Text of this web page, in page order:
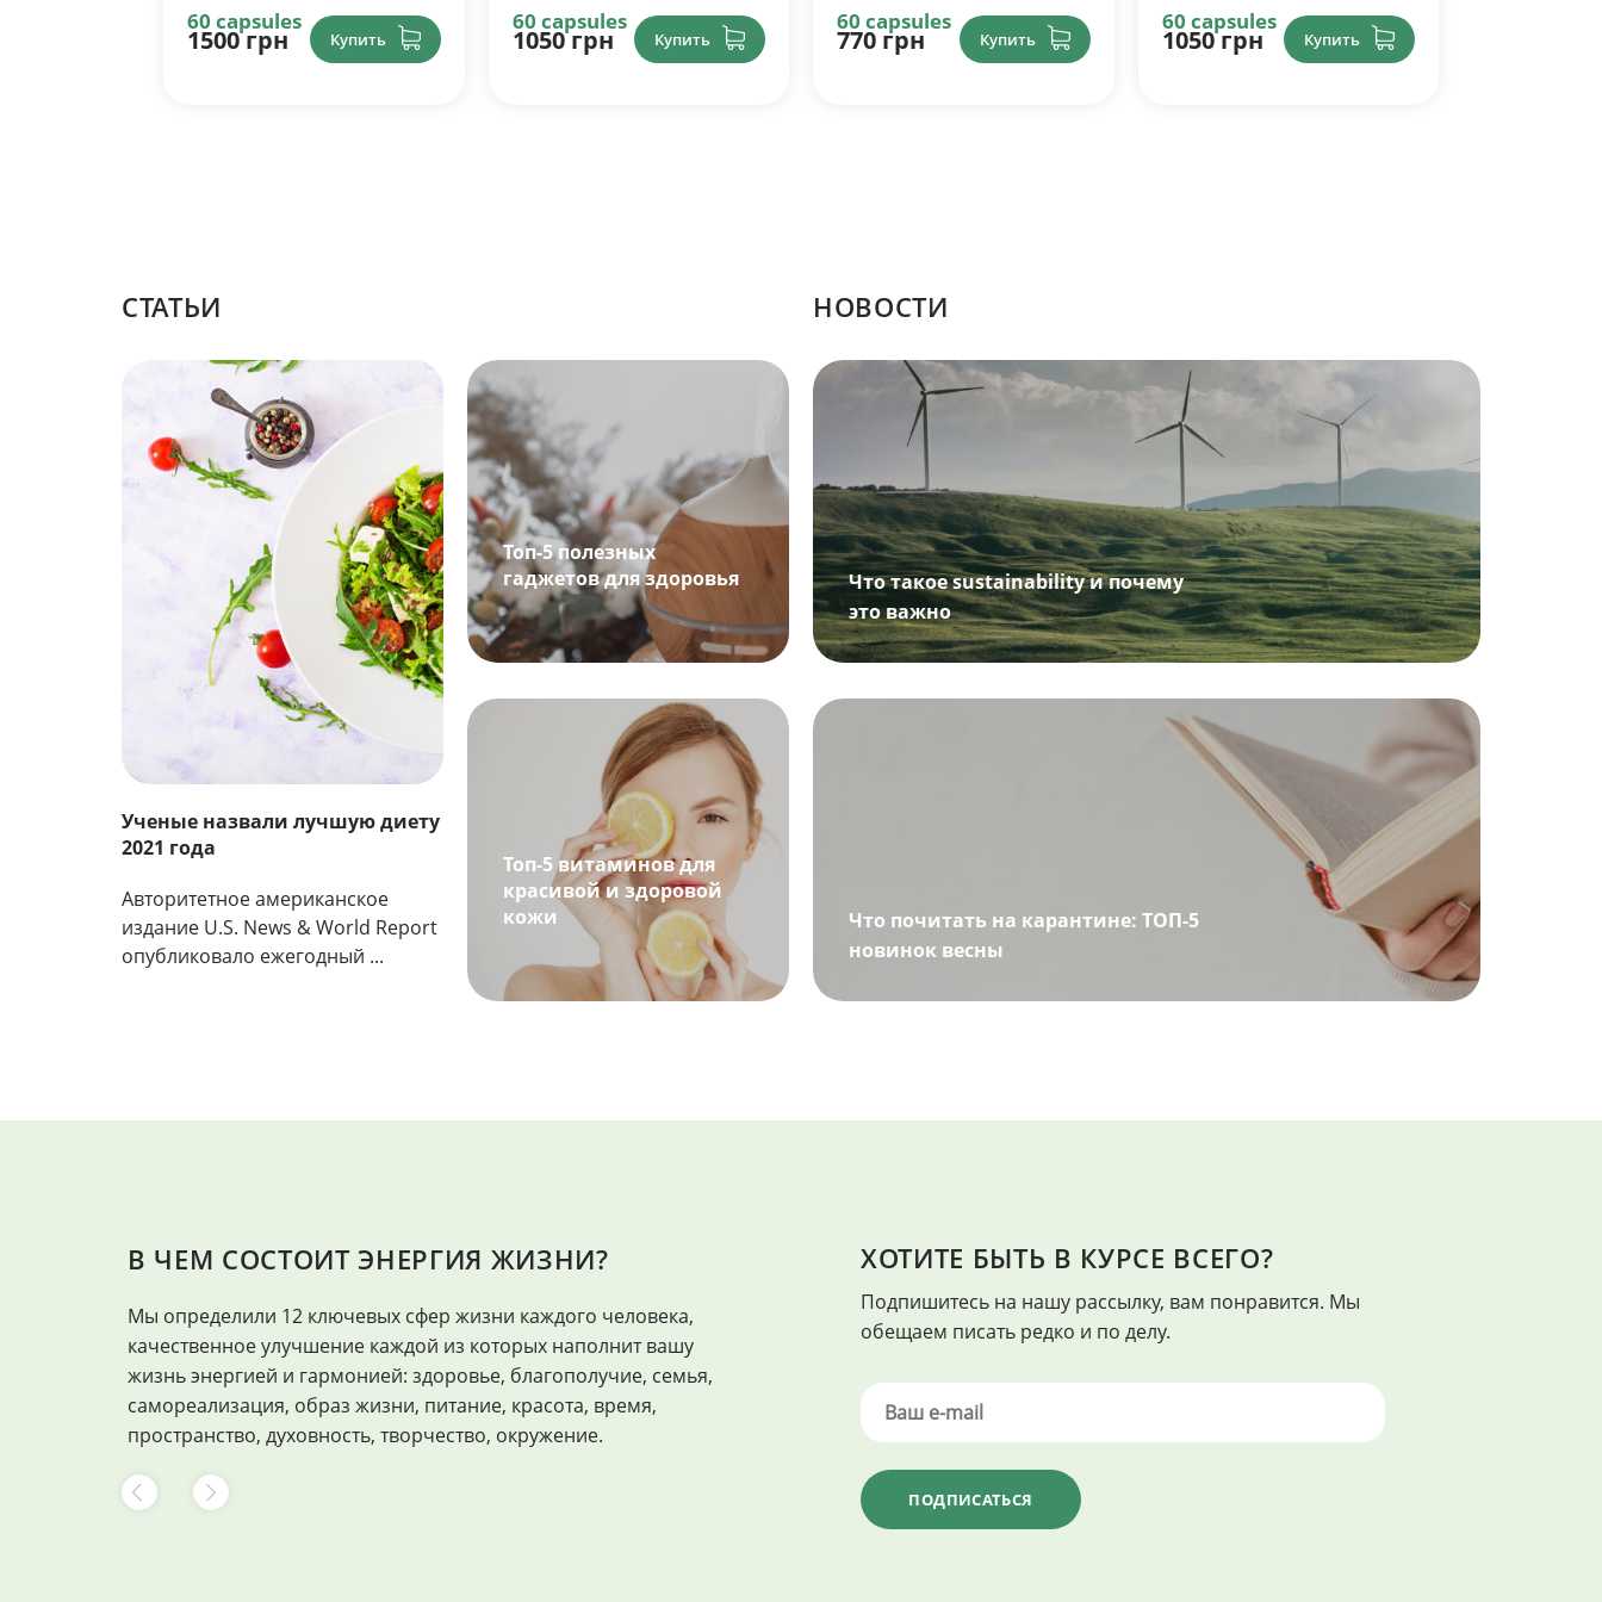
60 capsules
1050 грн Купить
60 capsules
770 грн Купить
60 capsules
1050 грн Купить
60 capsules
1150 грн Купить
CТАТЬИ
Ученые назвали лучшую диету
2021 года
Авторитетное американское
издание U.S. News & World Report
опубликовало ежегодный ...
Топ-5 полезных
гаджетов для здоровья
Топ-5 витаминов для
красивой и здоровой
кожи
НОВОСТИ
Что такое sustainability и почему
это важно
Что почитать на карантине: ТОП-5
новинок весны
В ЧЕМ СОСТОИТ ЭНЕРГИЯ ЖИЗНИ?
Мы определили 12 ключевых сфер жизни каждого человека,
качественное улучшение каждой из которых наполнит вашу
жизнь энергией и гармонией: здоровье, благополучие, семья,
самореализация, образ жизни, питание, красота, время,
пространство, духовность, творчество, окружение.
ЗДОРОВЬЕ
"Здоровье - это когда каждый день лучший", - Франклин Адамс
ХОТИТЕ БЫТЬ В КУРСЕ ВСЕГО?
Подпишитесь на нашу рассылку, вам понравится. Мы
обещаем писать редко и по делу.